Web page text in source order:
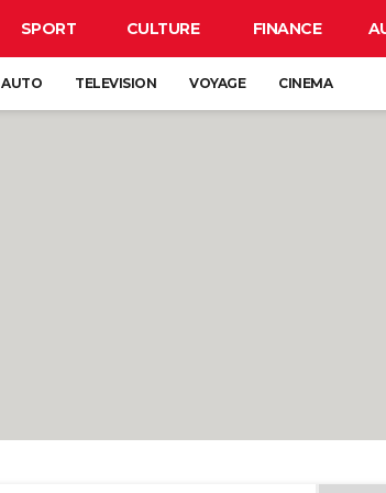
SPORT CULTURE FINANCE
AUTO TELEVISION VOYAGE CINEMA